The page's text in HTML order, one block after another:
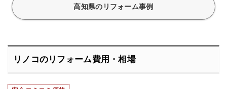
高知県のリフォーム事例
リノコのリフォーム費用・相場